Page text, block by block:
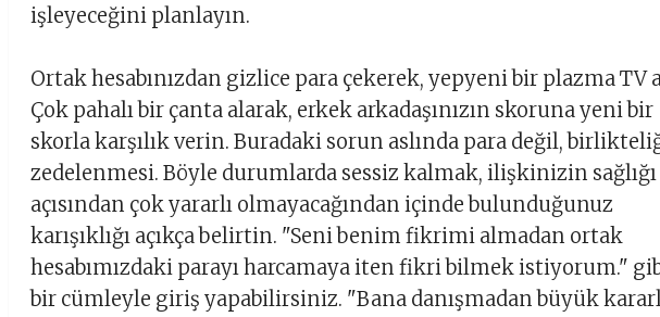
işleyeceğini planlayın.
Ortak hesabınızdan gizlice para çekerek, yepyeni bir plazma TV
Çok pahalı bir çanta alarak, erkek arkadaşınızın skoruna yeni bir
skorla karşılık verin. Buradaki sorun aslında para değil,
zedelenmesi. Böyle durumlarda sessiz kalmak, ilişkinizin sağlığı
açısından çok yararlı olmayacağından içinde bulunduğunuz
karışıklığı açıkça belirtin. "Seni benim fikrimi almadan ortak
hesabımızdaki parayı harcamaya iten fikri bilmek istiyorum."
bir cümleyle giriş yapabilirsiniz. "Bana danışmadan büyük